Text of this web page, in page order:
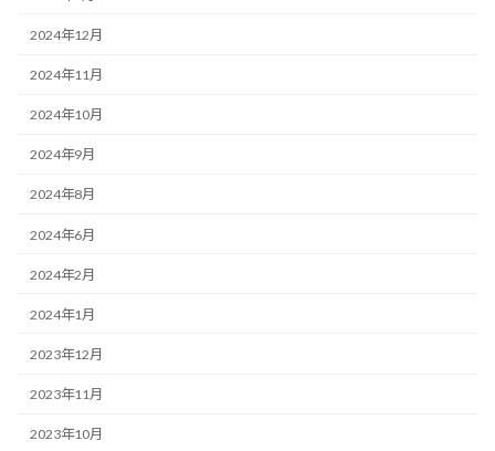
2024年12月
2024年11月
2024年10月
2024年9月
2024年8月
2024年6月
2024年2月
2024年1月
2023年12月
2023年11月
2023年10月